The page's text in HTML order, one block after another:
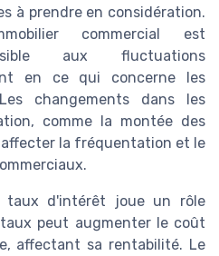
à prendre en considération.
commercial est
aux fluctuations
en ce qui concerne les
changements dans les
comme la montée des
la fréquentation et le
taux d'intérêt joue un rôle
peut augmenter le coût
affectant sa rentabilité. Le